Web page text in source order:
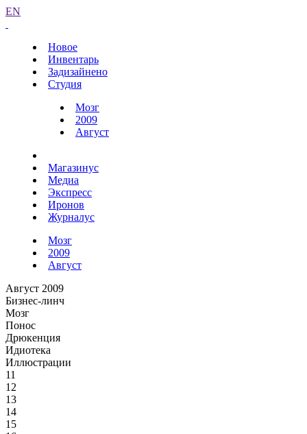
EN
Новое
Инвентарь
Задизайнено
Студия
Мозг
2009
Август
Магазинус
Медиа
Экспресс
Иронов
Журналус
Мозг
2009
Август
Август 2009
Бизнес-линч
Мозг
Понос
Дрюкенция
Идиотека
Иллюстрации
11
12
13
14
15